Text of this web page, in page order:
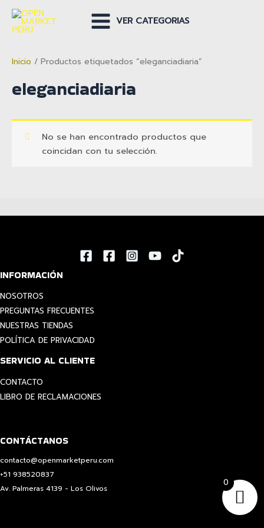
contenido
Main
VER CATEGORIAS
Inicio / Productos etiquetados “eleganciadiaria”
eleganciadiaria
No se han encontrado productos que
coincidan con tu selección.
INFORMACIÓN
NOSOTROS
PREGUNTAS FRECUENTES
NUESTRAS TIENDAS
POLÍTICA DE PRIVACIDAD
SERVICIO AL CLIENTE
CONTACTO
LIBRO DE RECLAMACIONES
CONTÁCTANOS
contacto@openmarketperu.com
+51 938520837
Av. Palmeras 4139 - Los Olivos
0